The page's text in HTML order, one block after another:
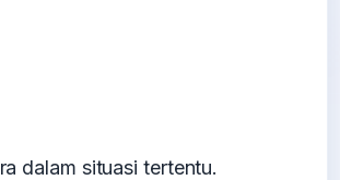
dalam situasi tertentu.